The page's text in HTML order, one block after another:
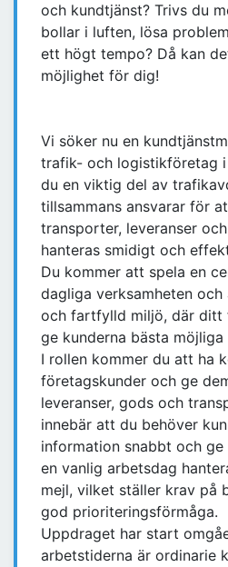
och kundtjänst? Trivs du
bollar i luften, lösa
ett högt tempo? Då kan
möjlighet för dig!
Vi söker nu en
trafik- och logistikföretag
du en viktig del av
tillsammans ansvarar för
transporter, leveranser
hanteras smidigt och
Du kommer att spela en
dagliga verksamheten
och fartfylld miljö, där ditt
ge kunderna bästa möjliga
I rollen kommer du att ha
företagskunder och ge
leveranser, gods och
innebär att du behöver
information snabbt och
en vanlig arbetsdag
mejl, vilket ställer krav på
god prioriteringsförmåga.
Uppdraget har start
arbetstiderna är ordinarie